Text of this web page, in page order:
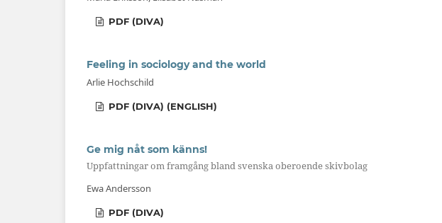
PDF (DIVA)
Feeling in sociology and the world
Arlie Hochschild
PDF (DIVA) (ENGLISH)
Ge mig nåt som känns!
Uppfattningar om framgång bland svenska oberoende skivbolag
Ewa Andersson
PDF (DIVA)